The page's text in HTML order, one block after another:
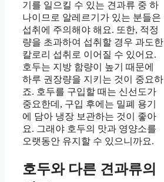
기를 일으킬 수 있는 견과류 중 하
나이므로 알레르기가 있는 분들은
섭취에 주의해야 해요. 또한, 적정
량을 초과하여 섭취할 경우 과도한
칼로리 섭취로 이어질 수 있어요.
호두는 지방 함량이 높기 때문에
하루 권장량을 지키는 것이 중요하
죠. 호두를 구입할 때는 신선도가
중요한데, 구입 후에는 밀폐 용기
에 담아 냉장 보관하는 것이 좋아
요. 그래야 호두의 맛과 영양소를
오랫동안 유지할 수 있으니까요.
호두와 다른 견과류의